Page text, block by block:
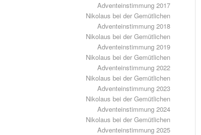
Adventeinstimmung 2017
Nikolaus bei der Gemütlichen
Adventeinstimmung 2018
Nikolaus bei der Gemütlichen
Adventeinstimmung 2019
Nikolaus bei der Gemütlichen
Adventeinstimmung 2022
Nikolaus bei der Gemütlichen
Adventeinstimmung 2023
Nikolaus bei der Gemütlichen
Adventeinstimmung 2024
Nikolaus bei der Gemütlichen
Adventeinstimmung 2025